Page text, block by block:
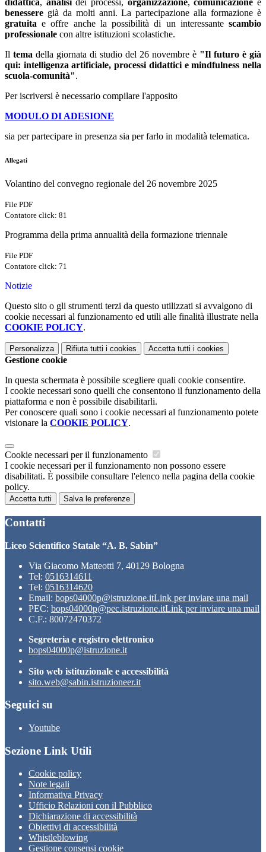
didattica, analisidei processi, organizzazione,comunicazione e
benessere già da molti anni. La partecipazione alla formazione è
gratuita e offre anche la possibilità di un interessante scambio
professionale con altre istituzioni scolastiche.
Il tema della giornata di studio del 26 novembre è "Il futuro è già
qui: intelligenza artificiale, processi didattici e mindfulness nella
scuola-comunità".
Per iscriversi è necessario compilare l'apposito
MODULO DI ADESIONE
sia per partecipare in presenza sia per farlo in modalità telematica.
Allegati
Volantino del convegno regionale del 26 novembre 2025
File PDF
Contatore click: 81
Programma della prima annualità della formazione triennale
File PDF
Contatore click: 71
Notizie
Questo sito o gli strumenti terzi da questo utilizzati si avvalgono di
cookie necessari al funzionamento ed utili alle finalità illustrate nella
COOKIE POLICY.
Personalizza Rifiuta tutti i cookies Accetta tutti i cookies
Gestione cookie
In questa schermata è possibile scegliere quali cookie consentire.
I cookie necessari sono quelli che consentono il funzionamento della
piattaforma e non è possibile disabilitarli.
Per conoscere quali sono i cookie necessari al funzionamento potete
visionare la COOKIE POLICY.
Cookie necessari per il funzionamento
I cookie necessari per il funzionamento non possono essere
disabilitati. È possibile consultare l'elenco nella pagina della cookie
policy.
Accetta tutti Salva le preferenze
Contatti
Liceo Scientifico Statale “A. B. Sabin”
Via Giacomo Matteotti 7, 40129 Bologna
Tel: 0516314611
Tel: 0516314620
Email: bops04000p@istruzione.itLink per inviare una mail
PEC: bops04000p@pec.istruzione.itLink per inviare una mail
C.F.: 80072470372
Segreteria e registro elettronico
bops04000p@istruzione.it
Sito web istituzionale e accessibilità
sito.web@sabin.istruzioneer.it
Seguici su
Youtube
Sezione Link Utili
Cookie policy
Note legali
Informativa Privacy
Ufficio Relazioni con il Pubblico
Dichiarazione di accessibilità
Obiettivi di accessibilità
Whistleblowing
Gestione consensi cookie